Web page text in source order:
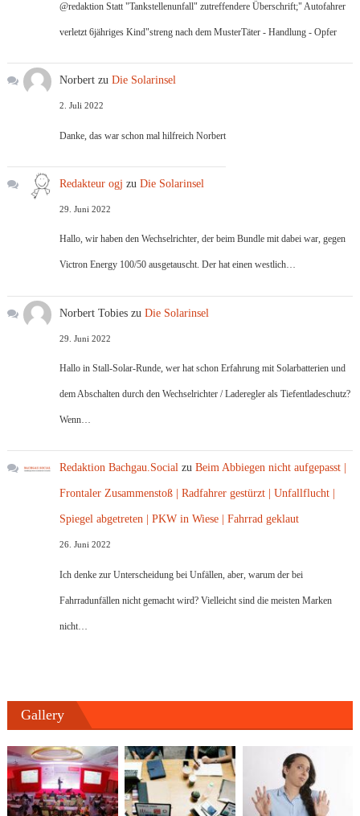
@redaktion Statt "Tankstellenunfall" zutreffendere Überschrift;" Autofahrer
verletzt 6jähriges Kind"streng nach dem MusterTäter - Handlung - Opfer
Norbert zuDie Solarinsel
2. Juli 2022
Danke, das war schon mal hilfreich Norbert
Redakteur ogj zuDie Solarinsel
29. Juni 2022
Hallo, wir haben den Wechselrichter, der beim Bundle mit dabei war, gegen
Victron Energy 100/50 ausgetauscht. Der hat einen westlich…
Norbert Tobies zuDie Solarinsel
29. Juni 2022
Hallo in Stall-Solar-Runde, wer hat schon Erfahrung mit Solarbatterien und
dem Abschalten durch den Wechselrichter / Laderegler als Tiefentladeschutz?
Wenn…
Redaktion Bachgau.Social zuBeim Abbiegen nicht aufgepasst |
Frontaler Zusammenstoß | Radfahrer gestürzt | Unfallflucht |
Spiegel abgetreten | PKW in Wiese | Fahrrad geklaut
26. Juni 2022
Ich denke zur Unterscheidung bei Unfällen, aber, warum der bei
Fahrradunfällen nicht gemacht wird? Vielleicht sind die meisten Marken
nicht…
Gallery